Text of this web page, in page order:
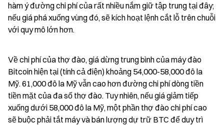
hàm ý đường chi phí của rất nhiều nắm giữ tập trung tại đây;
nếu giá phá xuống vùng đó, sẽ kích hoạt lệnh cắt lỗ trên chuỗi
với quy mô lớn hơn.
Về chi phí của thợ đào, giá dừng trung bình của máy đào
Bitcoin hiện tại (tính cả điện) khoảng 54,000-58,000 đô la
Mỹ. 61,000 đô la Mỹ vẫn cao hơn đường chi phí dòng tiền
tiền mặt của đa số thợ đào. Tuy nhiên, nếu giá giảm tiếp
xuống dưới 58,000 đô la Mỹ, một phần thợ đào chi phí cao
sẽ buộc phải tắt máy và bán lượng dự trữ BTC để duy trì